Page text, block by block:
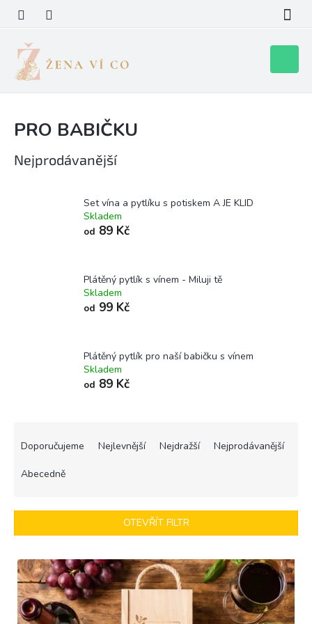
obsah
košík
PRO BABIČKU
Nejprodávanější
Set vína a pytlíku s potiskem A JE KLID
Skladem
od 89 Kč
Plátěný pytlík s vínem - Miluji tě
Skladem
od 99 Kč
Plátěný pytlík pro naší babičku s vínem
Skladem
od 89 Kč
r
d
u
k
t
Doporučujeme Nejlevnější Nejdražší Nejprodávanější
Abecedně
OTEVŘÍT FILTR
V
ý
p
s